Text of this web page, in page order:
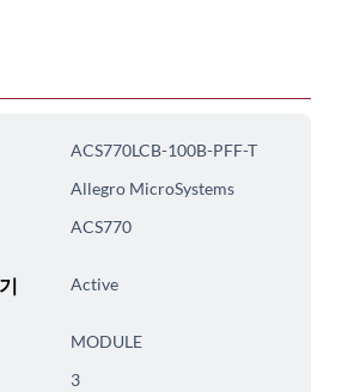
ACS770LCB-100B-PFF-T
Allegro MicroSystems
ACS770
Active
MODULE
3